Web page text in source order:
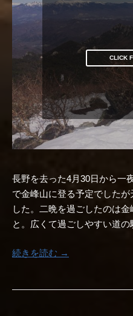
CLICK
長野を去った4月30日から一
で金峰山に登る予定でした
した。二晩を過ごしたのは
と。広くて過ごしやすい道
続きを読む →